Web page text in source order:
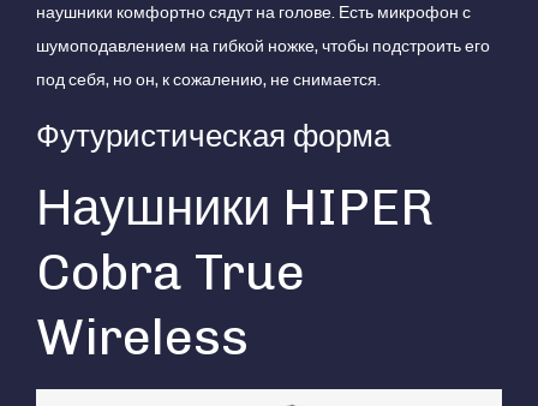
наушники комфортно сядут на голове. Есть микрофон с
шумоподавлением на гибкой ножке, чтобы подстроить его
под себя, но он, к сожалению, не снимается.
Футуристическая форма
Наушники HIPER
Cobra True
Wireless